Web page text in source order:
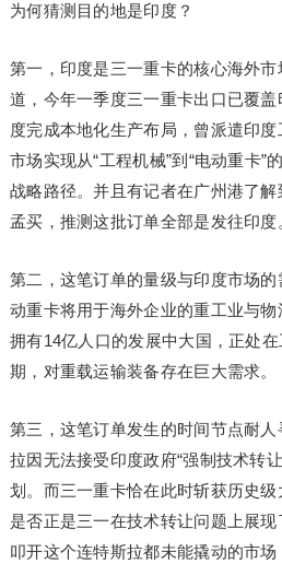
为何猜测目的地是印度？
第一，印度是三一重卡的核心海外
道，今年一季度三一重卡出口已覆
度完成本地化生产布局，曾派遣印
市场实现从“工程机械”到“电动重卡”
战略路径。并且有记者在广州港了
孟买，推测这批订单全部是发往印度
第二，这笔订单的量级与印度市场
动重卡将用于海外企业的重工业与
拥有14亿人口的发展中大国，正处
期，对重载运输装备存在巨大需求。
第三，这笔订单发生的时间节点耐
拉因无法接受印度政府“强制技术转
划。而三一重卡恰在此时斩获历史
是否正是三一在技术转让问题上展现
叩开这个连特斯拉都未能撬动的市场